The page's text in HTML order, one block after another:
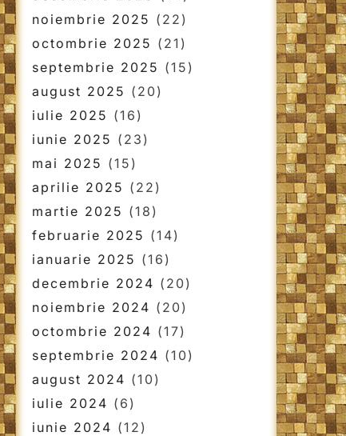
noiembrie 2025 (22)
octombrie 2025 (21)
septembrie 2025 (15)
august 2025 (20)
iulie 2025 (16)
iunie 2025 (23)
mai 2025 (15)
aprilie 2025 (22)
martie 2025 (18)
februarie 2025 (14)
ianuarie 2025 (16)
decembrie 2024 (20)
noiembrie 2024 (20)
octombrie 2024 (17)
septembrie 2024 (10)
august 2024 (10)
iulie 2024 (6)
iunie 2024 (12)